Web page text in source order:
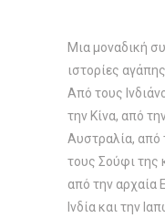
Μια μοναδική
ιστορίες
Από τους
την Κίνα, από
Αυστραλία, από
τους Σούφι της
από την αρχαία
Ινδία και την